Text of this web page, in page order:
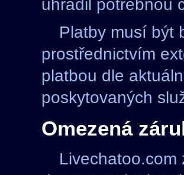
uhradil potřebnou
Platby musí být
prostřednictvím
platbou dle
poskytovaných
Omezená